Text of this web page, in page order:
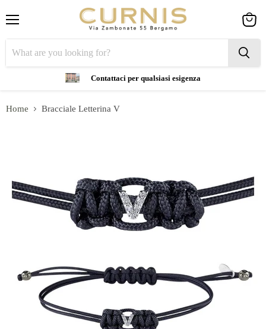
Contattaci per qualsiasi esigenza
cart
Home Bracciale Letterina V